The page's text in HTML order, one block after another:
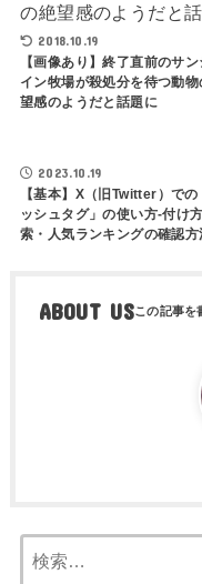
2018.10.19
【画像あり】終了直前のサン
イン牧場が殺処分を待つ動物
望感のようだと話題に
2023.10.19
【基本】X（旧Twitter）での
ッシュタグ」の使い方-付け
索・人気ランキングの確認方
ABOUT US